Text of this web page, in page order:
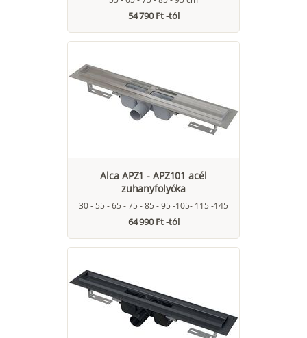
54 790 Ft -tól
Alca APZ1 - APZ101 acél
zuhanyfolyóka
30 - 55 - 65 - 75 - 85 - 95 -105- 115 -145
64 990 Ft -tól